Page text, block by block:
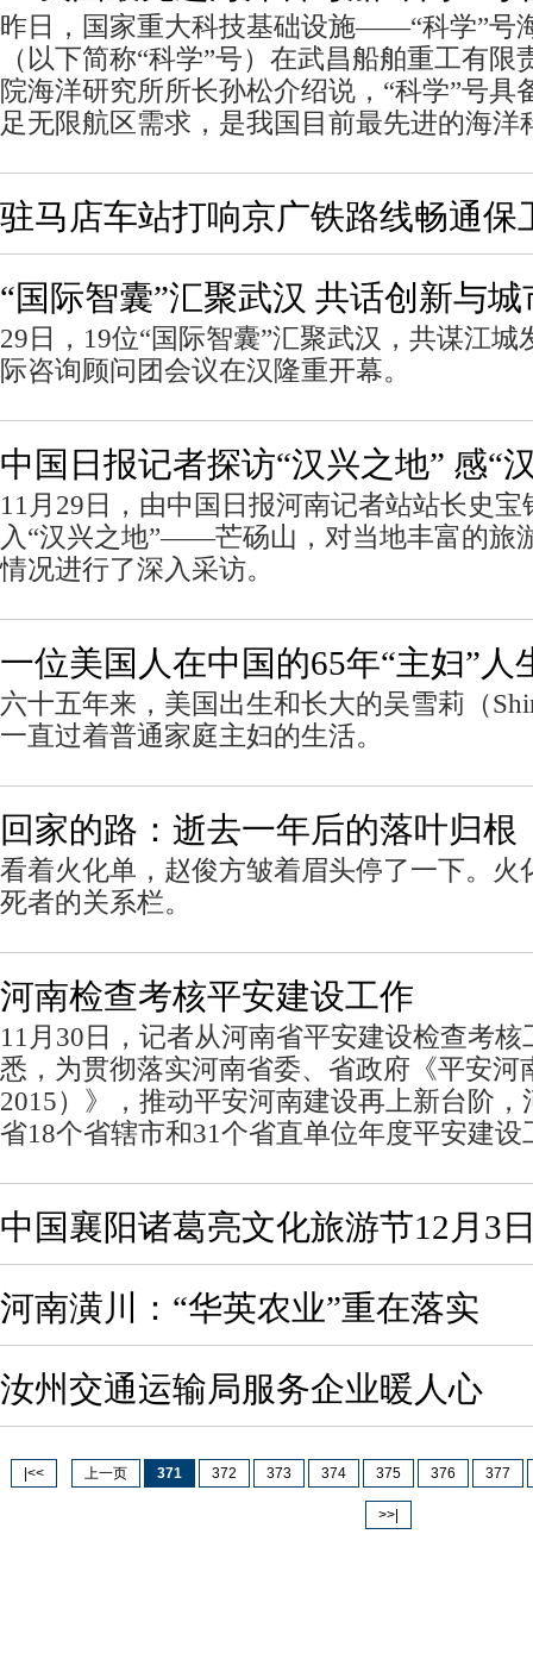
昨日，国家重大科技基础设施——“科学”号
（以下简称“科学”号）在武昌船舶重工有
院海洋研究所所长孙松介绍说，“科学”号具
足无限航区需求，是我国目前最先进的海洋
驻马店车站打响京广铁路线畅通保
“国际智囊”汇聚武汉 共话创新与
29日，19位“国际智囊”汇聚武汉，共谋江
际咨询顾问团会议在汉隆重开幕。
中国日报记者探访“汉兴之地” 感“
11月29日，由中国日报河南记者站站长史
入“汉兴之地”——芒砀山，对当地丰富的旅
情况进行了深入采访。
一位美国人在中国的65年“主妇”人
六十五年来，美国出生和长大的吴雪莉（
一直过着普通家庭主妇的生活。
回家的路：逝去一年后的落叶归根
看着火化单，赵俊方皱着眉头停了一下。火
死者的关系栏。
河南检查考核平安建设工作
11月30日，记者从河南省平安建设检查考
悉，为贯彻落实河南省委、省政府《平安河
2015）》，推动平安河南建设再上新台阶
省18个省辖市和31个省直单位年度平安建设
中国襄阳诸葛亮文化旅游节12月3
河南潢川：“华英农业”重在落实
汝州交通运输局服务企业暖人心
|<< 上一页 371 372 373 374 375 376 377
>>|